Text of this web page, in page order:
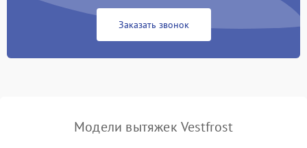
1000 ₽ Подробнее →
Заказать звонок
Модели вытяжек Vestfrost